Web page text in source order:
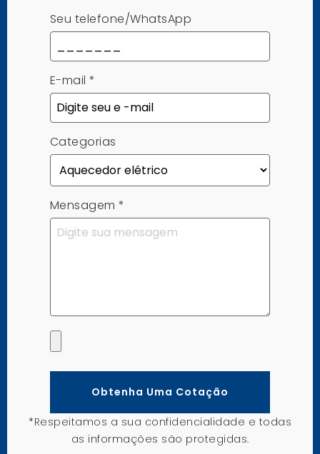
Seu telefone/WhatsApp
E-mail *
Categorias
Mensagem *
Obtenha Uma Cotação
*Respeitamos a sua confidencialidade e todas
as informações são protegidas.